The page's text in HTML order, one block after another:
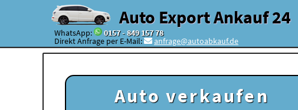
Auto Export Ankauf 24
WhatsApp: 0157 - 849 157 78
Direkt Anfrage per E-Mail: anfrage@autoabkauf.de
Auto verkaufen